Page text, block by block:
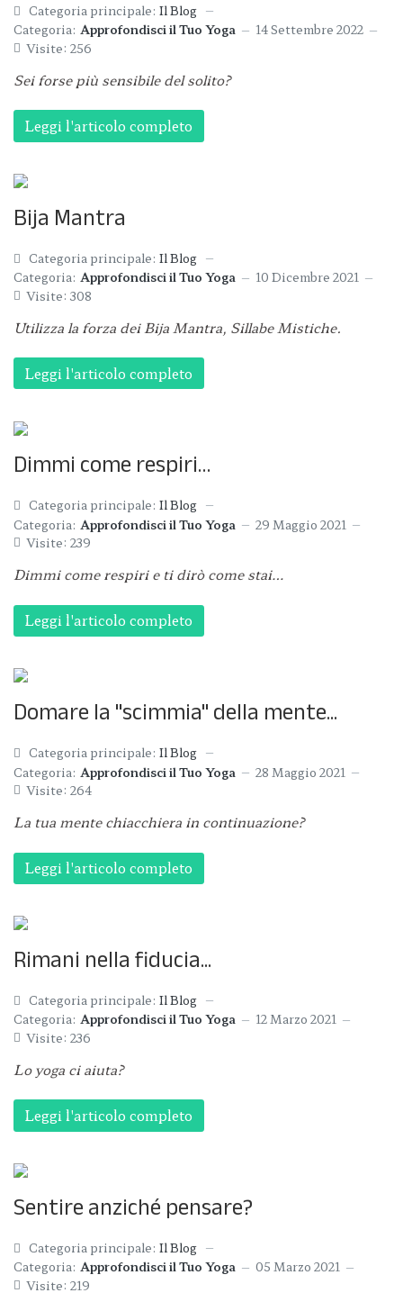
Categoria principale: Il Blog
Categoria: Approfondisci il Tuo Yoga
14 Settembre 2022
Visite: 256
Sei forse più sensibile del solito?
Leggi l'articolo completo
Bija Mantra
Categoria principale: Il Blog
Categoria: Approfondisci il Tuo Yoga
10 Dicembre 2021
Visite: 308
Utilizza la forza dei Bija Mantra, Sillabe Mistiche.
Leggi l'articolo completo
Dimmi come respiri…
Categoria principale: Il Blog
Categoria: Approfondisci il Tuo Yoga
29 Maggio 2021
Visite: 239
Dimmi come respiri e ti dirò come stai…
Leggi l'articolo completo
Domare la "scimmia" della mente...
Categoria principale: Il Blog
Categoria: Approfondisci il Tuo Yoga
28 Maggio 2021
Visite: 264
La tua mente chiacchiera in continuazione?
Leggi l'articolo completo
Rimani nella fiducia...
Categoria principale: Il Blog
Categoria: Approfondisci il Tuo Yoga
12 Marzo 2021
Visite: 236
Lo yoga ci aiuta?
Leggi l'articolo completo
Sentire anziché pensare?
Categoria principale: Il Blog
Categoria: Approfondisci il Tuo Yoga
05 Marzo 2021
Visite: 219